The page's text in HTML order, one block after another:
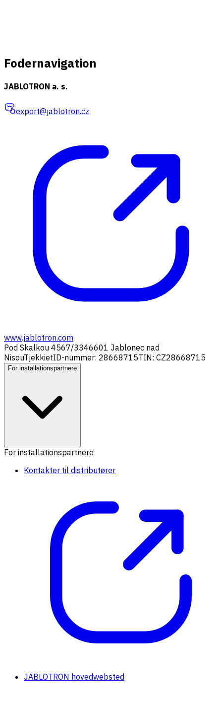
Fodernavigation
JABLOTRON a. s.
export@jablotron.cz
www.jablotron.com
Pod Skalkou 4567/3346601 Jablonec nad
NisouTjekkietID-nummer: 28668715TIN: CZ28668715
For installationspartnere
For installationspartnere
Kontakter til distributører
JABLOTRON hovedwebsted